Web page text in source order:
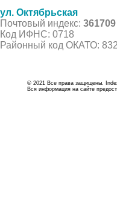
ул. Октябрьская
Почтовый индекс: 361709
Код ИФНС: 0718
Районный код ОКАТО:
© 2021 Все права защищены.
Вся информация на сайте